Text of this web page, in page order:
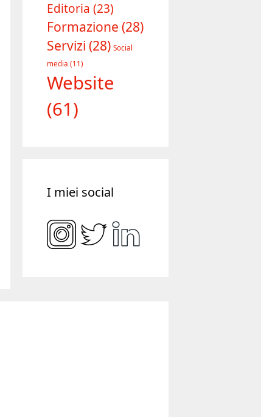
Editoria (23)
Formazione (28)
Servizi (28) Social
media (11)
Website
(61)
I miei social